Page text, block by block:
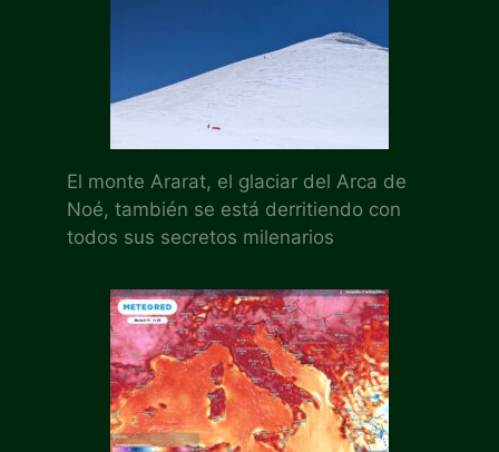
El monte Ararat, el glaciar del Arca de
Noé, también se está derritiendo con
todos sus secretos milenarios